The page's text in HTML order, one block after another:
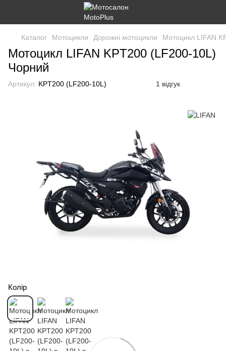
Каталог Мотоцикли Дорожні мотоцикли Мотоцикл LIFAN
Мотоцикл LIFAN KPT200 (LF200-10L)
Чорний
Артикул: KPT200 (LF200-10L) 1 відгук
Колір